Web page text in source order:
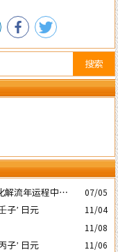
搜索
流年运程中的灾
07/05
子’ 日元 11/04
11/08
子’ 日元 11/06